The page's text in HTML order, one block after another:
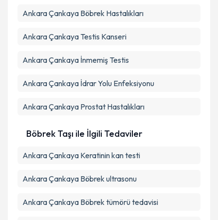
Ankara Çankaya Böbrek Hastalıkları
Ankara Çankaya Testis Kanseri
Ankara Çankaya İnmemiş Testis
Ankara Çankaya İdrar Yolu Enfeksiyonu
Ankara Çankaya Prostat Hastalıkları
Böbrek Taşı ile İlgili Tedaviler
Ankara Çankaya Keratinin kan testi
Ankara Çankaya Böbrek ultrasonu
Ankara Çankaya Böbrek tümörü tedavisi